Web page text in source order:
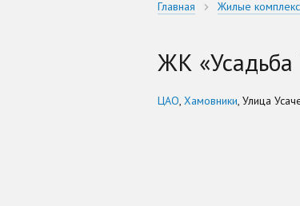
Главная Жилые
ЖК «Усадьба
ЦАО, Хамовники, Улица